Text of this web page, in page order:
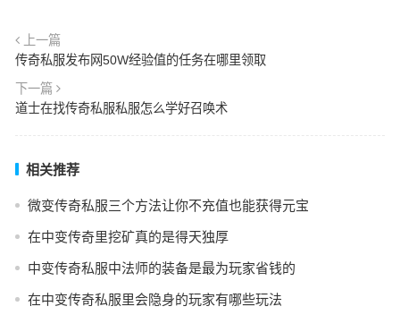
上一篇
传奇私服发布网50W经验值的任务在哪里领取
下一篇
道士在找传奇私服私服怎么学好召唤术
相关推荐
微变传奇私服三个方法让你不充值也能获得元宝
在中变传奇里挖矿真的是得天独厚
中变传奇私服中法师的装备是最为玩家省钱的
在中变传奇私服里会隐身的玩家有哪些玩法